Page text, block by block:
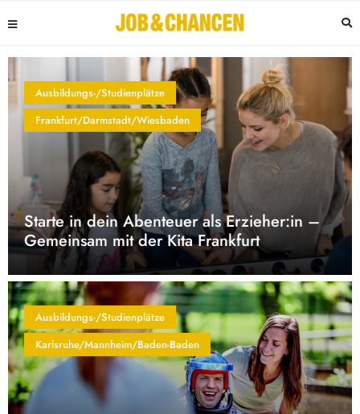
Ausbildungs-/Studienplätze
Frankfurt/Darmstadt/Wiesbaden
Starte in dein Abenteuer als Erzieher:in –
Gemeinsam mit der Kita Frankfurt
Ausbildungs-/Studienplätze
Karlsruhe/Mannheim/Baden-Baden